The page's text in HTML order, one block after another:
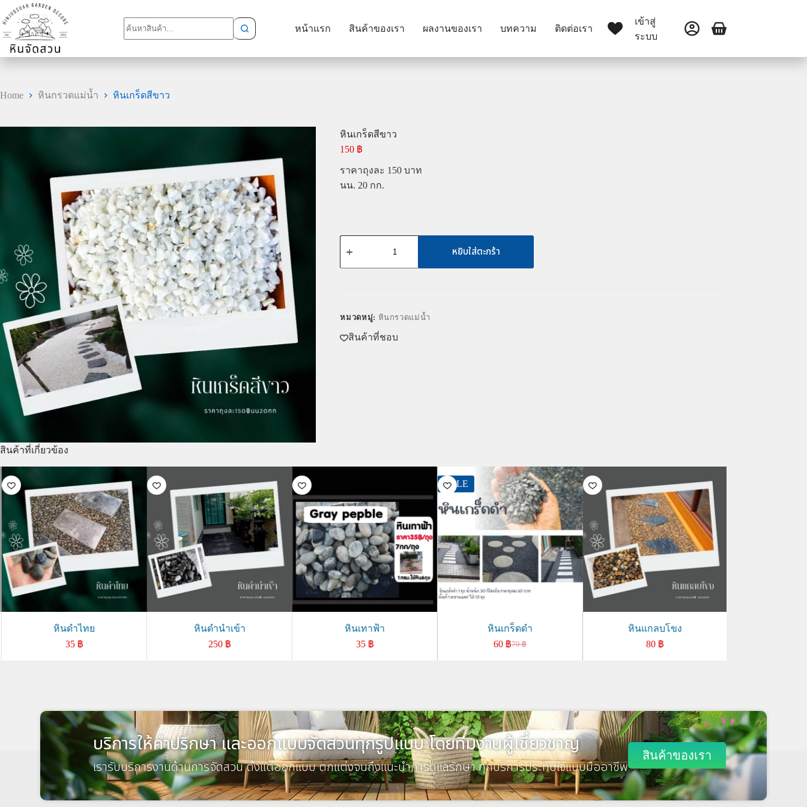
หน้าแรก สินค้าของเรา ผลงานของเรา บทความ ติดต่อเรา
เข้าสู่
ระบบ
Home หินกรวดแม่น้ำ หินเกร็ดสีขาว
หินเกร็ดสีขาว
150 ฿
ราคาถุงละ 150 บาท
นน. 20 กก.
หยิบใส่ตะกร้า
หมวดหมู่: หินกรวดแม่น้ำ
สินค้าที่ชอบ
สินค้าที่เกี่ยวข้อง
หินแกลบโขง
80 ฿
หินดำไทย
35 ฿
หินดำนำเข้า
250 ฿
หินเทาฟ้า
35 ฿
SALE
หินเกร็ดดำ
70฿
60 ฿
บริการให้คำปรึกษา และออกแบบจัดสวนทุกรูปแบบ โดยทีมงานผู้เชี่ยวชาญ
เรารับบริการงานด้านการจัดสวน ตั้งแต่ออกแบบ ตกแต่งจนถึงแนะนำการดูแลรักษา ทุกบริการประทับใจแบบมืออาชีพ
สินค้าของเรา